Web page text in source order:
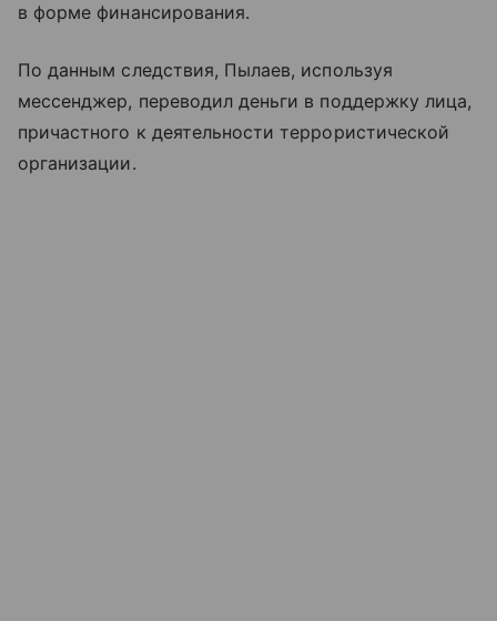
в форме финансирования.
По данным следствия, Пылаев, используя
мессенджер, переводил деньги в поддержку лица,
причастного к деятельности террористической
организации.